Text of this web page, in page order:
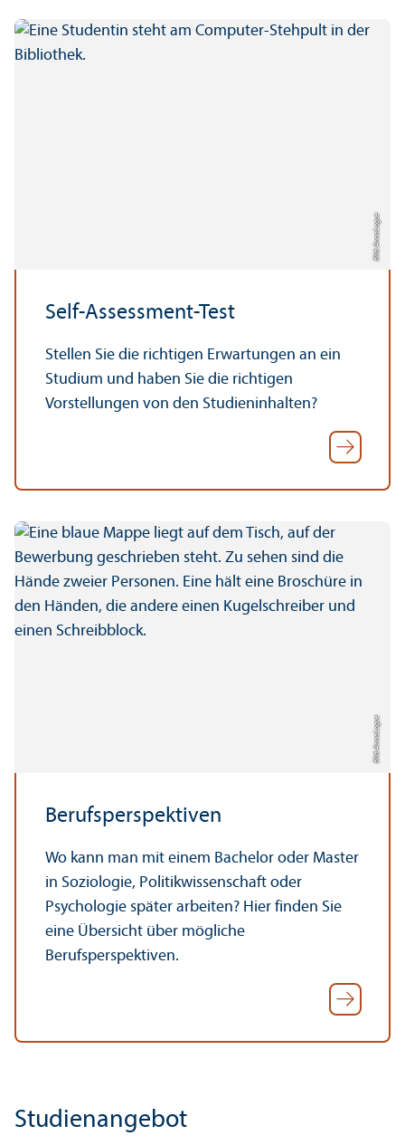
Bild: Anna Logue
Self-Assessment-Test
Stellen Sie die richtigen Erwartungen an ein
Studium und haben Sie die richtigen
Vorstellungen von den Studien­inhalten?
Bild: Anna Logue
Berufsperspektiven
Wo kann man mit einem Bachelor oder Master
in Soziologie, Politik­wissenschaft oder
Psychologie später arbeiten? Hier finden Sie
eine Über­sicht über mögliche
Berufsperspektiven.
Studien­angebot